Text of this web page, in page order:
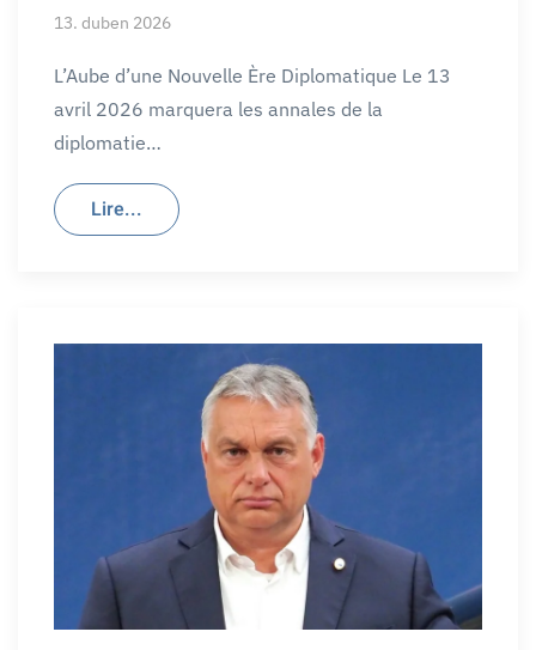
13. duben 2026
L’Aube d’une Nouvelle Ère Diplomatique Le 13
avril 2026 marquera les annales de la
diplomatie…
Lire...